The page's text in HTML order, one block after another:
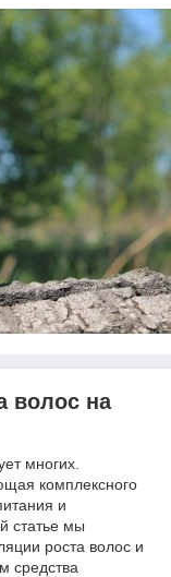
волос на
многих.
комплексного
и
статье мы
роста волос и
средства